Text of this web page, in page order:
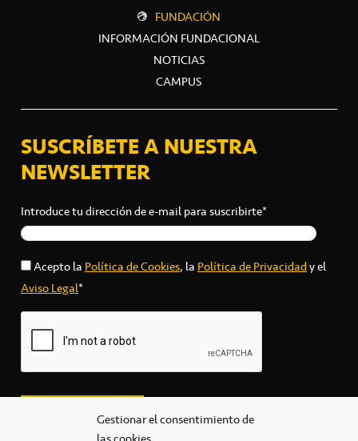
Gestionar el consentimiento de
FUNDACIÓN
INFORMACIÓN FUNDACIONAL
NOTICIAS
CAMPUS
SUSCRÍBETE A NUESTRA
NEWSLETTER
Introduce tu dirección de e-mail para suscribirte*
Acepto laPolítica de Cookies, laPolítica de Privacidady el
Aviso Legal*